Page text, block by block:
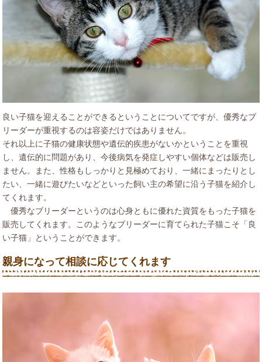
良い子猫を迎えることができるということについてですが、優秀なブ
リーダーが重視するのは容姿だけではありません。
それ以上に子猫の健康状態や遺伝的疾患がないかということを重視
し、遺伝的に問題があり、今後病気を発症しやすい個体などは販売し
ません。また、性格もしっかりと見極めており、一緒にまったりとし
たい、一緒に遊びたいなどといった飼い主の希望に沿う子猫を紹介し
てくれます。
優秀なブリーダーというのは心身ともに優れた資質をもった子猫を
販売してくれます。このようなブリーダーに育てられた子猫こそ「良
い子猫」ということができます。
親身になって相談に応じてくれます